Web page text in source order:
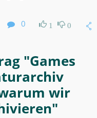
0
1 0
"Games
wir